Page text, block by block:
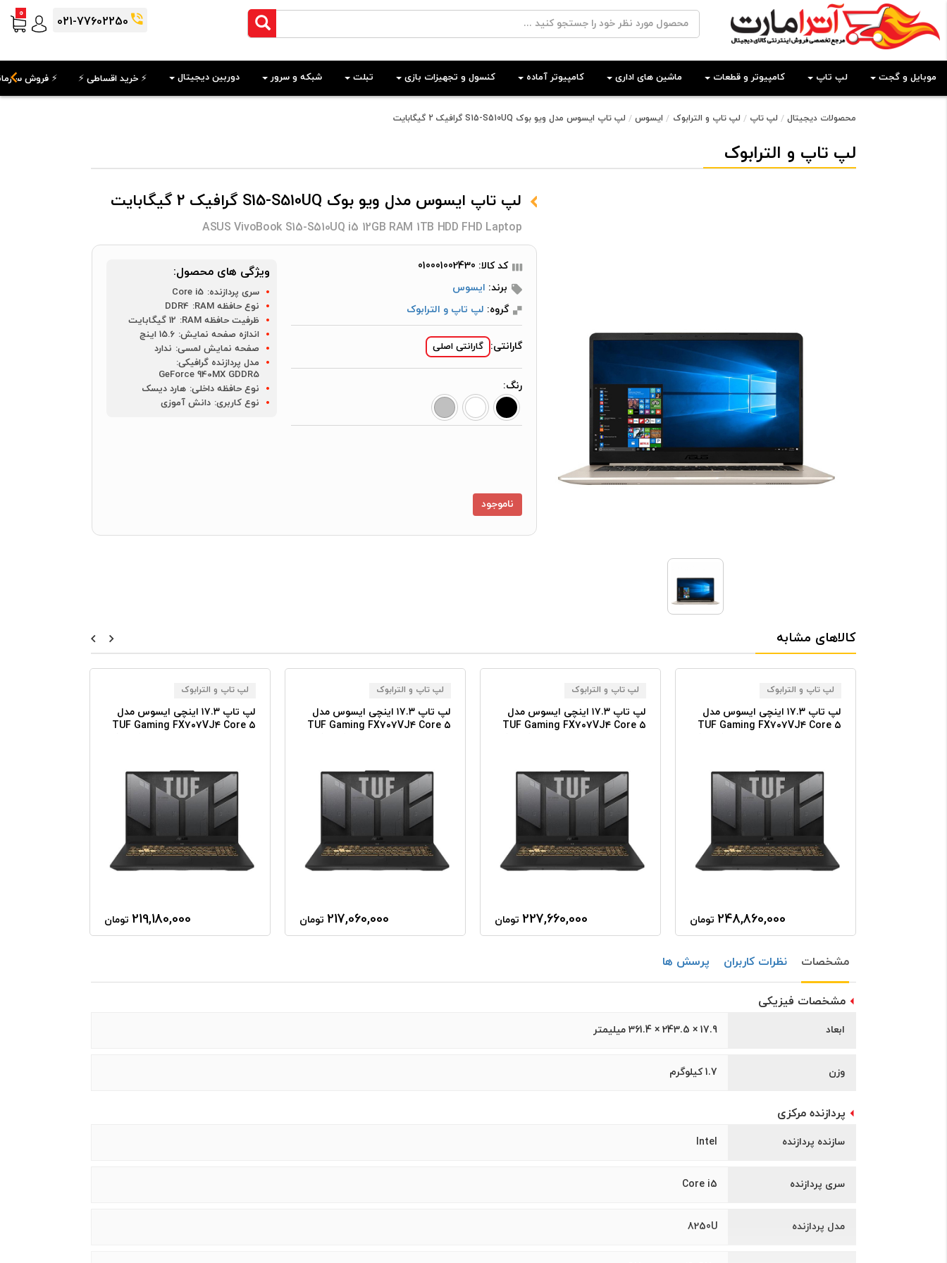
0
021-77602250
موبایل و گجت لپ تاپ کامپیوتر و قطعات ماشین های اداری کامپیوتر آماده کنسول و تجهیزات بازی تبلت شبکه و سرور دوربین دیجیتال ⚡️ خرید اقساطی ⚡️ ⚡️ فروش
محصولات دیجیتال لپ تاپ لپ تاپ و الترابوک ایسوس لپ تاپ ایسوس مدل ویو بوک S15-S510UQ گرافیک 2 گیگابایت
لپ تاپ و الترابوک
لپ تاپ ایسوس مدل ویو بوک S15-S510UQ گرافیک 2 گیگابایت
ASUS VivoBook S15-S510UQ i5 12GB RAM 1TB HDD FHD Laptop
کد کالا: 010001002430
برند: ایسوس
گروه: لپ تاپ و الترابوک
گارانتی: گارانتی اصلی
رنگ:
ویژگی های محصول:
سری پردازنده: Core i5
نوع حافظه RAM:
DDR4
ظرفیت حافظه RAM:
12 گیگابایت
اندازه صفحه نمایش: 15.6 اینچ
صفحه نمایش لمسی: ندارد
مدل پردازنده گرافیکی:
GeForce 940MX GDDR5
نوع حافظه داخلی: هارد دیسک
نوع کاربری: دانش آموزی
ناموجود
کالاهای مشابه
لپ تاپ و الترابوک
لپ تاپ ۱۷.۳ اینچی ایسوس مدل
TUF Gaming FX۷۰۷VJ۴ Core ۵
248,860,000 تومان
لپ تاپ و الترابوک
لپ تاپ ۱۷.۳ اینچی ایسوس مدل
TUF Gaming FX۷۰۷VJ۴ Core ۵
227,660,000 تومان
لپ تاپ و الترابوک
لپ تاپ ۱۷.۳ اینچی ایسوس مدل
TUF Gaming FX۷۰۷VJ۴ Core ۵
217,060,000 تومان
لپ تاپ و الترابوک
لپ تاپ ۱۷.۳ اینچی ایسوس مدل
TUF Gaming FX۷۰۷VJ۴ Core ۵
219,180,000 تومان
مشخصات نظرات کاربران پرسش ها
مشخصات فیزیکی
ابعاد 17.9 × 243.5 × 361.4 ميلیمتر
وزن 1.7 کیلوگرم
پردازنده مرکزی
سازنده پردازنده Intel
سری پردازنده Core i5
مدل پردازنده 8250U